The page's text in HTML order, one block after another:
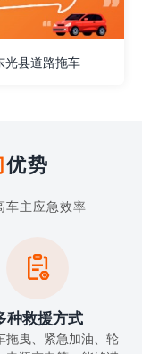
光县道路拖车
优势
车主应急效率

种救援方式
拖曳、紧急加油、轮